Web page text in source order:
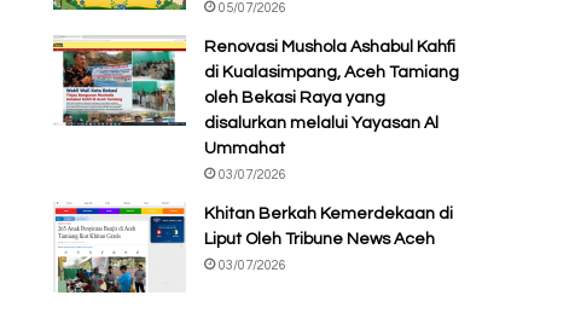
05/07/2026
Renovasi Mushola Ashabul Kahfi
di Kualasimpang, Aceh Tamiang
oleh Bekasi Raya yang
disalurkan melalui Yayasan Al
Ummahat
03/07/2026
Khitan Berkah Kemerdekaan di
Liput Oleh Tribune News Aceh
03/07/2026